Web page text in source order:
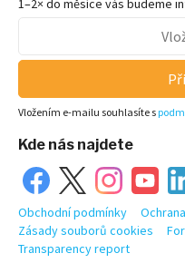
1–2× do měsíce vás budeme
Vložením e-mailu souhlasíte s
Kde nás najdete
Obchodní podmínky
Zásady souborů cookies
Transparency report